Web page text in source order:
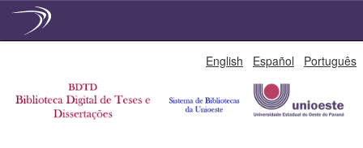
English Español Português